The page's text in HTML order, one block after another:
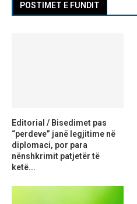
POSTIMET E FUNDIT
Editorial / Bisedimet pas
“perdeve” janë legjitime në
diplomaci, por para
nënshkrimit patjetër të
ketë...